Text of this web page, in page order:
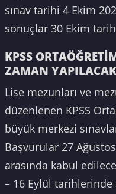
sınav tarihi 4 Ekim
sonuçlar 30 Ekim
KPSS
ZAMAN
Lise mezunları ve
düzenlenen KPSS
büyük merkezi
Başvurular 27
arasında kabul
– 16 Eylül